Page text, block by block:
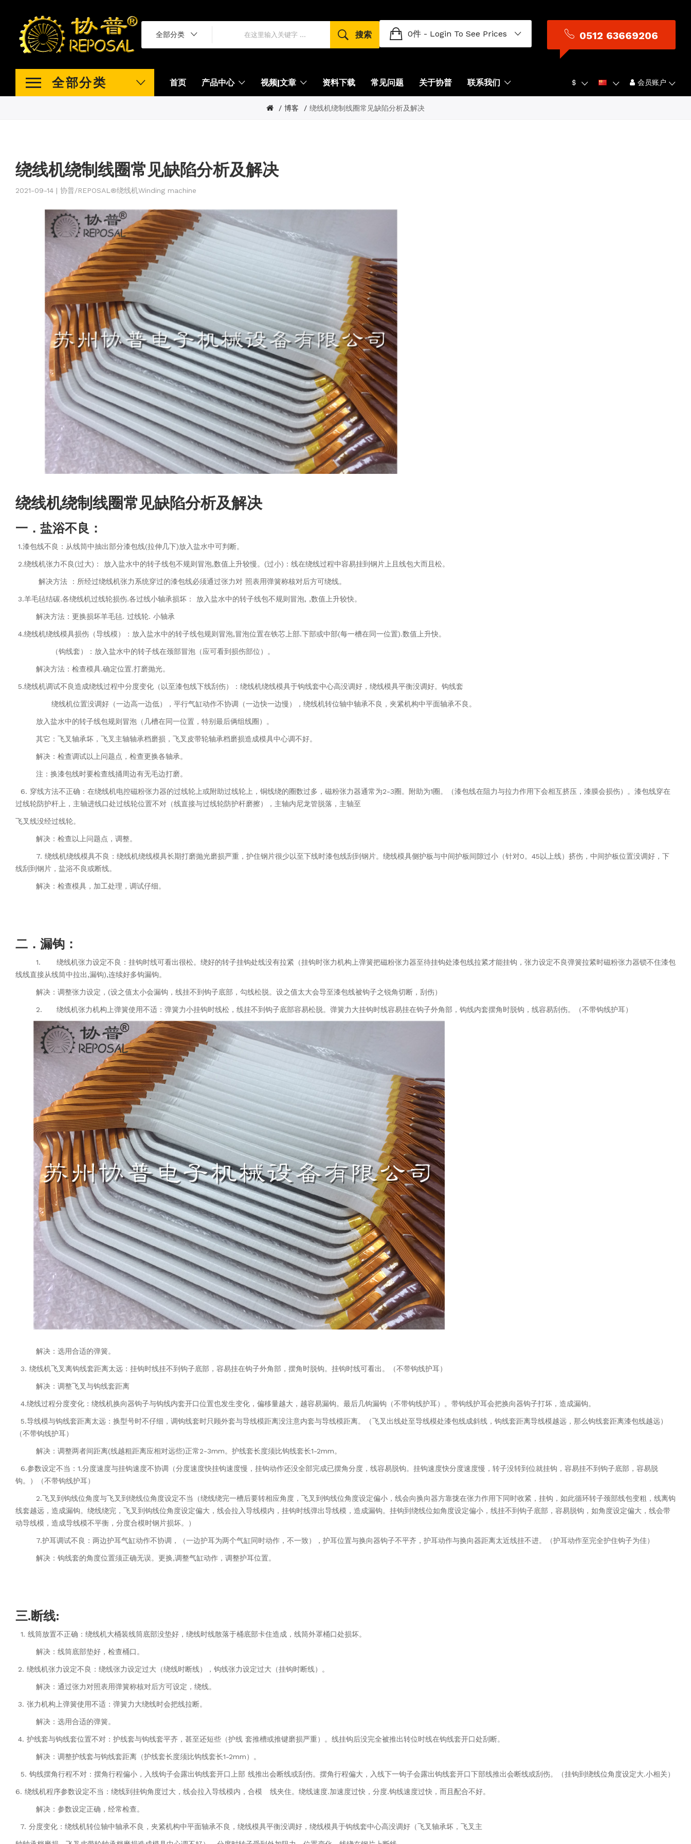
全部分类 首页 产品中心 视频|文章 资料下载 常见问题 关于协普 联系我们 $ 会员账户
全部分类 搜索 0件 - Login To See Prices 0512 63669206
博客 绕线机绕制线圈常见缺陷分析及解决
绕线机绕制线圈常见缺陷分析及解决
2021-09-14 | 协普/REPOSAL®绕线机Winding machine
绕线机绕制线圈常见缺陷分析及解决
一．盐浴不良：
1.漆包线不良：从线筒中抽出部分漆包线(拉伸几下)放入盐水中可判断。
2.绕线机张力不良(过大)： 放入盐水中的转子线包不规则冒泡,数值上升较慢。(过小)：线在绕线过程中容易挂到钢片上且线包大而且松。
解决方法 ：所经过绕线机张力系统穿过的漆包线必须通过张力对 照表用弹簧称核对后方可绕线。
3.羊毛毡结碳.各绕线机过线轮损伤.各过线小轴承损坏： 放入盐水中的转子线包不规则冒泡, ,数值上升较快。
解决方法：更换损坏羊毛毡. 过线轮. 小轴承
4.绕线机绕线模具损伤（导线模）：放入盐水中的转子线包规则冒泡,冒泡位置在铁芯上部.下部或中部(每一槽在同一位置).数值上升快。
（钩线套）：放入盐水中的转子线在颈部冒泡（应可看到损伤部位）。
解决方法：检查模具.确定位置.打磨抛光。
5.绕线机调试不良造成绕线过程中分度变化（以至漆包线下线刮伤）：绕线机绕线模具于钩线套中心高没调好，绕线模具平衡没调好。钩线套
绕线机位置没调好（一边高一边低），平行气缸动作不协调（一边快一边慢），绕线机转位轴中轴承不良，夹紧机构中平面轴承不良。
放入盐水中的转子线包规则冒泡（几槽在同一位置，特别最后俩组线圈）。
其它：飞叉轴承坏，飞叉主轴轴承档磨损，飞叉皮带轮轴承档磨损造成模具中心调不好。
解决：检查调试以上问题点，检查更换各轴承。
注：换漆包线时要检查线捅周边有无毛边打磨。
6. 穿线方法不正确：在绕线机电控磁粉张力器的过线轮上或附助过线轮上，铜线绕的圈数过多，磁粉张力器通常为2-3圈。附助为1圈。 （漆包线在阻力与拉力作用下会相互挤压，漆膜会损伤）。 漆包线穿在
过线轮防护杆上，主轴进线口处过线轮位置不对（线直接与过线轮防护杆磨擦），主轴内尼龙管脱落，主轴至
飞叉线没经过线轮。
解决：检查以上问题点，调整。
7. 绕线机绕线模具不良：绕线机绕线模具长期打磨抛光磨损严重，护住钢片很少以至下线时漆包线刮到钢片。绕线模具侧护板与中间护板间隙过小（针对0。45以上线）挤伤，中间护板位置没调好，下
线刮到钢片，盐浴不良或断线。
解决：检查模具，加工处理，调试仔细。
二．漏钩：
1. 绕线机张力设定不良：挂钩时线可看出很松。绕好的转子挂钩处线没有拉紧 （挂钩时张力机构上弹簧把磁粉张力器至待挂钩处漆包线拉紧才能挂钩，张力设定不良弹簧拉紧时磁粉张力器锁不住漆包
线线直接从线筒中拉出,漏钩),连续好多钩漏钩。
解决：调整张力设定，(设之值太小会漏钩，线挂不到钩子底部，勾线松脱。设之值太大会导至漆包线被钩子之锐角切断，刮伤）
2. 绕线机张力机构上弹簧使用不适：弹簧力小挂钩时线松，线挂不到钩子底部容易松脱。弹簧力大挂钩时线容易挂在钩子外角部，钩线内套摆角时脱钩，线容易刮伤。（不带钩线护耳）
解决：选用合适的弹簧。
3. 绕线机飞叉离钩线套距离太远：挂钩时线挂不到钩子底部，容易挂在钩子外角部，摆角时脱钩。挂钩时线可看出。（不带钩线护耳）
解决：调整飞叉与钩线套距离
4.绕线过程分度变化：绕线机换向器钩子与钩线内套开口位置也发生变化，偏移量越大，越容易漏钩。最后几钩漏钩（不带钩线护耳）。 带钩线护耳会把换向器钩子打坏，造成漏钩。
5.导线模与钩线套距离太远：换型号时不仔细，调钩线套时只顾外套与导线模距离没注意内套与导线模距离。（飞叉出线处至导线模处漆包线成斜线，钩线套距离导线模越远，那么钩线套距离漆包线越远）
（不带钩线护耳）
解决：调整两者间距离(线越粗距离应相对远些)正常2-3mm。 护线套长度须比钩线套长1-2mm。
6.参数设定不当：1.分度速度与挂钩速度不协调（分度速度快挂钩速度慢，挂钩动作还没全部完成已摆角分度，线容易脱钩。挂钩速度快分度速度慢，转子没转到位就挂钩，容易挂不到钩子底部，容易脱
钩。）（不带钩线护耳）
2.飞叉到钩线位角度与飞叉到绕线位角度设定不当（绕线绕完一槽后要转相应角度，飞叉到钩线位角度设定偏小，线会向换向器方靠拢在张力作用下同时收紧，挂钩，如此循环转子颈部线包变粗，线离钩
线套越远，造成漏钩。绕线绕完，飞叉到钩线位角度设定偏大，线会拉入导线模内，挂钩时线弹出导线模，造成漏钩。挂钩到绕线位如角度设定偏小，线挂不到钩子底部，容易脱钩，如角度设定偏大，线会带
动导线模，造成导线模不平衡，分度合模时钢片损坏。）
7.护耳调试不良：两边护耳气缸动作不协调，（一边护耳为两个气缸同时动作，不一致），护耳位置与换向器钩子不平齐，护耳动作与换向器距离太近线挂不进。（护耳动作至完全护住钩子为佳）
解决：钩线套的角度位置须正确无误。更换,调整气缸动作，调整护耳位置。
三.断线:
1. 线筒放置不正确：绕线机大桶装线筒底部没垫好，绕线时线散落于桶底部卡住造成，线筒外罩桶口处损坏。
解决：线筒底部垫好，检查桶口。
2. 绕线机张力设定不良：绕线张力设定过大（绕线时断线），钩线张力设定过大（挂钩时断线）。
解决：通过张力对照表用弹簧称核对后方可设定，绕线。
3. 张力机构上弹簧使用不适：弹簧力大绕线时会把线拉断。
解决：选用合适的弹簧。
4. 护线套与钩线套位置不对：护线套与钩线套平齐，甚至还短些（护线 套推槽或推键磨损严重）。线挂钩后没完全被推出转位时线在钩线套开口处刮断。
解决：调整护线套与钩线套距离（护线套长度须比钩线套长1-2mm）。
5. 钩线摆角行程不对：摆角行程偏小，入线钩子会露出钩线套开口上部 线推出会断线或刮伤。摆角行程偏大，入线下一钩子会露出钩线套开口下部线推出会断线或刮伤。（挂钩到绕线位角度设定大.小相关）
6. 绕线机程序参数设定不当：绕线到挂钩角度过大，线会拉入导线模内，合模 线夹住。绕线速度.加速度过快，分度.钩线速度过快，而且配合不好。
解决：参数设定正确，经常检查。
7. 分度变化：绕线机转位轴中轴承不良，夹紧机构中平面轴承不良，绕线模具平衡没调好，绕线模具于钩线套中心高没调好（飞叉轴承坏，飞叉主